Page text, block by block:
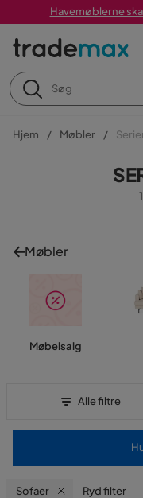
Havemøblerne
Hjem Møbler
Møbler
Møbelsalg
Alle filtre
Sofaer Ryd filter